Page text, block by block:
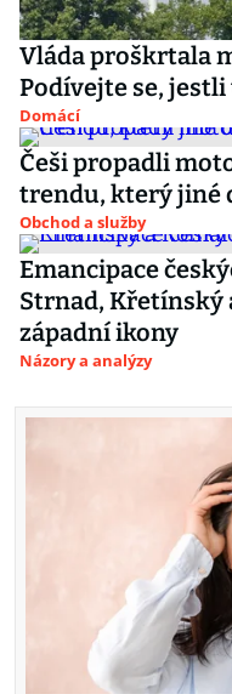
Vláda proškrtala
Podívejte se,
Domácí
Češi propadli
trendu, který jiné
Obchod a služby
Emancipace
Strnad, Křetínský
západní ikony
Názory a analýzy